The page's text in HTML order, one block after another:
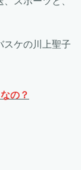
スケの川上聖子
の？